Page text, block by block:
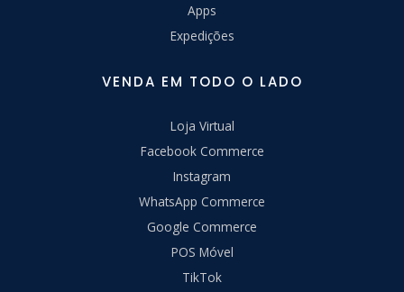
Apps
Expedições
VENDA EM TODO O LADO
Loja Virtual
Facebook Commerce
Instagram
WhatsApp Commerce
Google Commerce
POS Móvel
TikTok